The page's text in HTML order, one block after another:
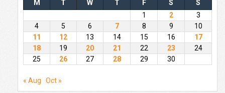
M T W T F S
S
1
2
3
4
5 6 7 8 9
10
11
12 13 14 15 16
17
18
19 20 21 22 23
24
25
26 27 28 29 30
« Aug Oct »